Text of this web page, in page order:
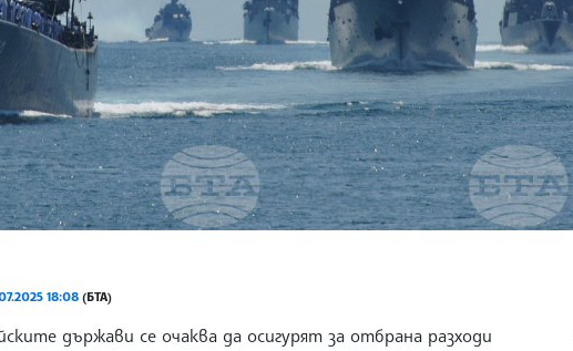
18:08 (БТА)
държави се очаква да осигурят за отбрана разходи